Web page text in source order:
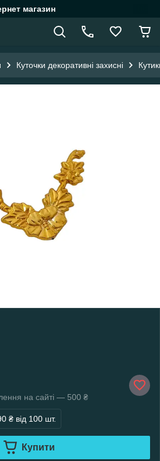
магазин
Куточки декоративні захисні
на сайті — 500 ₴
₴ від 100 шт.
Купити